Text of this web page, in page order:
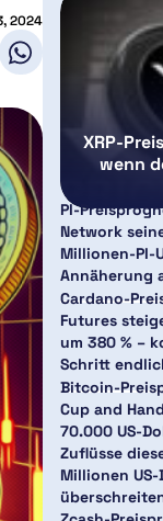
2024
XRP-
wenn
PI-
Network
Millionen-PI-
Annäherung
Cardano-
Futures
um 380 % –
Schritt
Bitcoin-
Cup and
70.000 US-
Zuflüsse
Millionen